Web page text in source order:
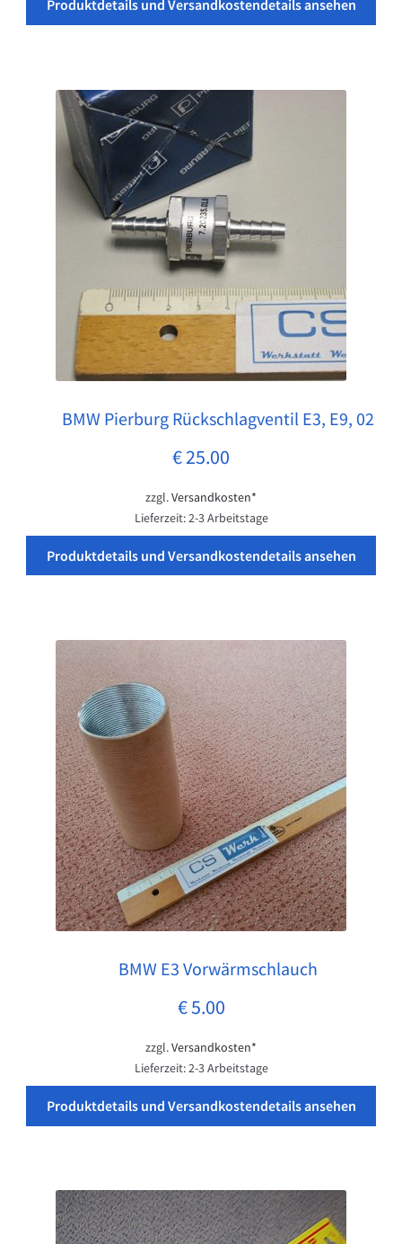
Produktdetails und Versandkostendetails ansehen
BMW Pierburg Rückschlagventil E3, E9, 02
€25.00
zzgl.Versandkosten*
Lieferzeit:2-3 Arbeitstage
Produktdetails und Versandkostendetails ansehen
BMW E3 Vorwärmschlauch
€5.00
zzgl.Versandkosten*
Lieferzeit:2-3 Arbeitstage
Produktdetails und Versandkostendetails ansehen